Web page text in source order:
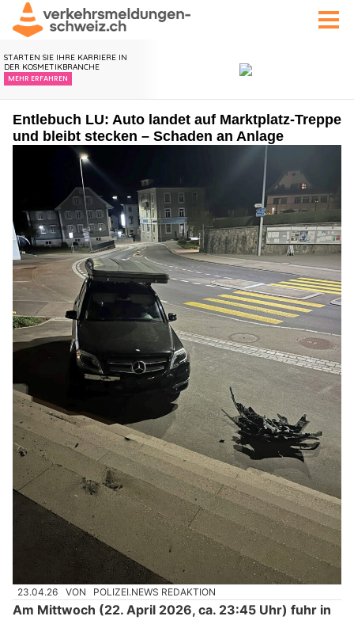
Entlebuch LU: Auto landet auf Marktplatz-Treppe
und bleibt stecken – Schaden an Anlage
23.04.26 VON POLIZEI.NEWS REDAKTION
Am Mittwoch (22. April 2026, ca. 23:45 Uhr) fuhr in